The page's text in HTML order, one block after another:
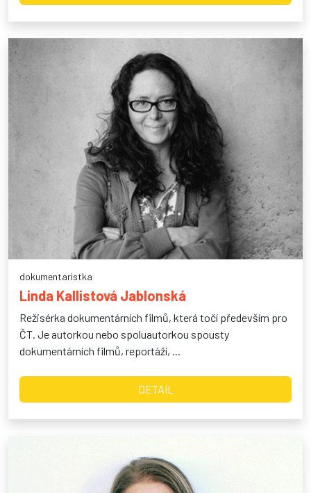
dokumentaristka
Linda Kallistová Jablonská
Režisérka dokumentárních filmů, která točí především pro
ČT. Je autorkou nebo spoluautorkou spousty
dokumentárních filmů, reportáží, ...
DETAIL